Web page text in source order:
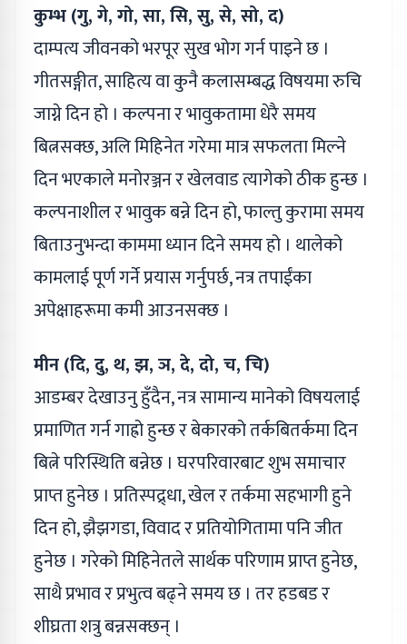
कुम्भ (गु, गे, गो, सा, सि, सु, से, सो, द)
दाम्पत्य जीवनको भरपूर सुख भोग गर्न पाइने छ ।
गीतसङ्गीत, साहित्य वा कुनै कलासम्बद्ध विषयमा रुचि
जाग्ने दिन हो । कल्पना र भावुकतामा धेरै समय
बित्नसक्छ, अलि मिहिनेत गरेमा मात्र सफलता मिल्ने
दिन भएकाले मनोरञ्जन र खेलवाड त्यागेको ठीक हुन्छ ।
कल्पनाशील र भावुक बन्ने दिन हो, फाल्तु कुरामा समय
बिताउनुभन्दा काममा ध्यान दिने समय हो । थालेको
कामलाई पूर्ण गर्ने प्रयास गर्नुपर्छ, नत्र तपाईंका
अपेक्षाहरूमा कमी आउनसक्छ ।
मीन (दि, दु, थ, झ, ञ, दे, दो, च, चि)
आडम्बर देखाउनु हुँदैन, नत्र सामान्य मानेको विषयलाई
प्रमाणित गर्न गाह्रो हुन्छ र बेकारको तर्कबितर्कमा दिन
बित्ने परिस्थिति बन्नेछ । घरपरिवारबाट शुभ समाचार
प्राप्त हुनेछ । प्रतिस्पद्र्धा, खेल र तर्कमा सहभागी हुने
दिन हो, झैझगडा, विवाद र प्रतियोगितामा पनि जीत
हुनेछ । गरेको मिहिनेतले सार्थक परिणाम प्राप्त हुनेछ,
साथै प्रभाव र प्रभुत्व बढ्ने समय छ । तर हडबड र
शीघ्रता शत्रु बन्नसक्छन् ।